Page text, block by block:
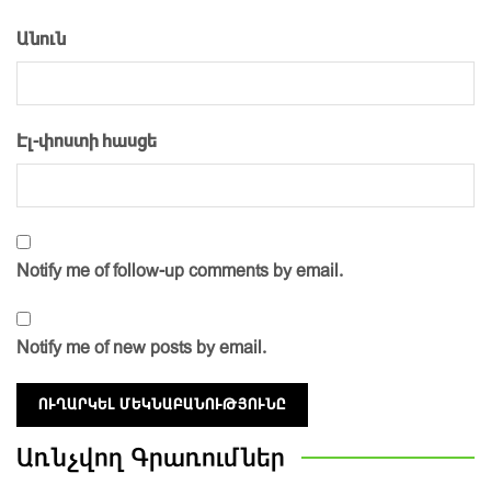
Անուն
Էլ-փոստի հասցե
Notify me of follow-up comments by email.
Notify me of new posts by email.
Առնչվող Գրառումներ